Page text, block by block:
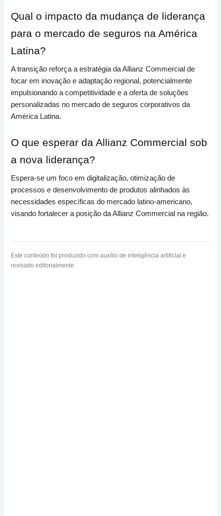
Qual o impacto da mudança de liderança
para o mercado de seguros na América
Latina?
A transição reforça a estratégia da Allianz Commercial de
focar em inovação e adaptação regional, potencialmente
impulsionando a competitividade e a oferta de soluções
personalizadas no mercado de seguros corporativos da
América Latina.
O que esperar da Allianz Commercial sob
a nova liderança?
Espera-se um foco em digitalização, otimização de
processos e desenvolvimento de produtos alinhados às
necessidades específicas do mercado latino-americano,
visando fortalecer a posição da Allianz Commercial na região.
Este conteúdo foi produzido com auxílio de inteligência artificial e
revisado editorialmente.